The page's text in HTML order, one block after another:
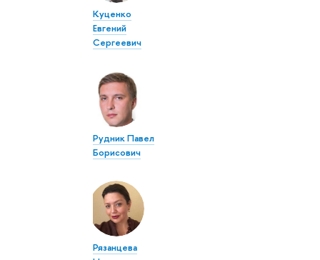
Куценко
Евгений
Сергеевич
Рудник Павел
Борисович
Рязанцева